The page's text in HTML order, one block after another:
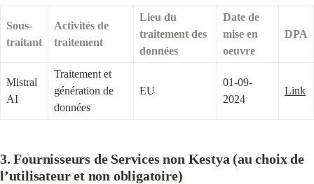
Sous-
traitant
Activités de
traitement
Lieu du
traitement des
données
Date de
mise en
oeuvre
DPA
Mistral
AI
Traitement et
génération de
données
EU
01-09-
2024
Link
3. Fournisseurs de Services non Kestya (au choix de
l’utilisateur et non obligatoire)